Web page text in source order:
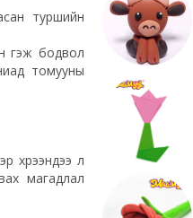
туршийн
гэж бодвол
томууны
хүрээндээ л
магадлал